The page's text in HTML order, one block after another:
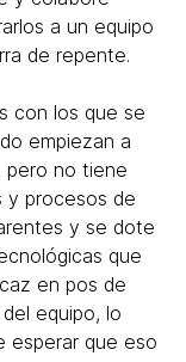
a un equipo
de repente.
con los que se
empiezan a
pero no tiene
y procesos de
y se dote
que
en pos de
equipo, lo
esperar que eso